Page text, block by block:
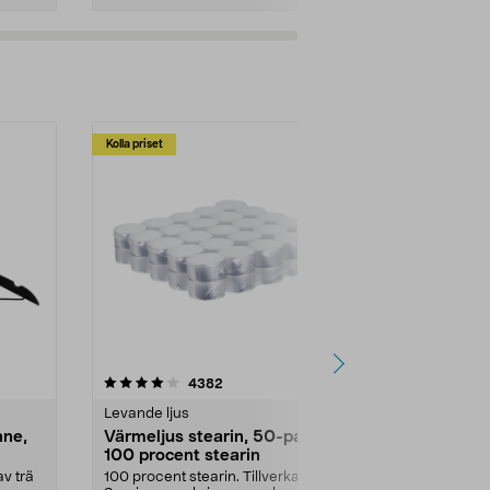
trä
Kolla priset
4382
Levande ljus
Värmeljus stearin, 50-pack,
100 procent stearin
100 procent stearin. Tillverkade i
4.5av 5 stjärnor